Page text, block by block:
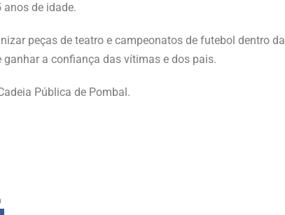
de idade.
peças de teatro e campeonatos de futebol dentro da
a confiança das vítimas e dos pais.
Pública de Pombal.